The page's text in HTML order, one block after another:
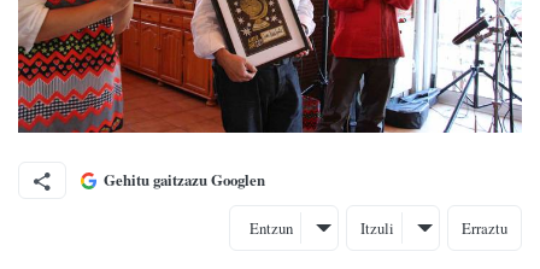
Gehitu gaitzazu Googlen
Entzun Itzuli Erraztu